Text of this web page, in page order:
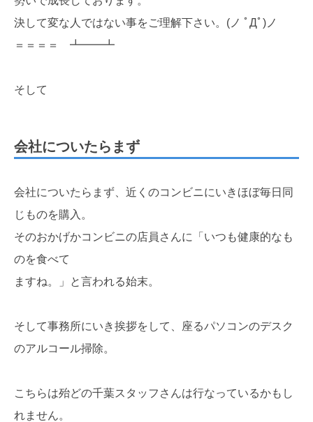
決して変な人ではない事をご理解下さい。(ノ ﾟДﾟ)ノ
＝＝＝＝ ┻━━┻
そして
会社についたらまず
会社についたらまず、近くのコンビニにいきほぼ毎日同
じものを購入。
そのおかげかコンビニの店員さんに「いつも健康的なも
のを食べて
ますね。」と言われる始末。
そして事務所にいき挨拶をして、座るパソコンのデスク
のアルコール掃除。
こちらは殆どの千葉スタッフさんは行なっているかもし
れません。